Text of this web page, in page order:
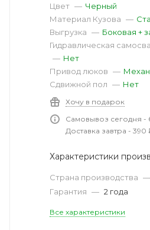
Цвет — Черный
Материал Кузова —
Выгрузка — Боковая +
Гидравлическая
— Нет
Привод люков —
Сдвижной пол — Нет
Хочу в подарок
Самовывоз сегодня -
Доставка завтра - 390
Характеристики
Страна производства —
Гарантия — 2 года
Все характеристики